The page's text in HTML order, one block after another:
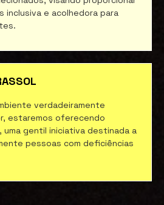
inclusiva e acolhedora para
verdadeiramente
estaremos oferecendo
gentil iniciativa destinada a
pessoas com deficiências